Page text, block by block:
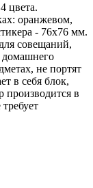
цвета.
оранжевом,
- 76х76 мм.
совещаний,
домашнего
не портят
в себя блок,
производится в